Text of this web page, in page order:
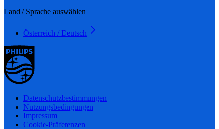
Land / Sprache auswählen
Österreich / Deutsch
Datenschutzbestimmungen
Nutzungsbedingungen
Impressum
Cookie-Präferenzen